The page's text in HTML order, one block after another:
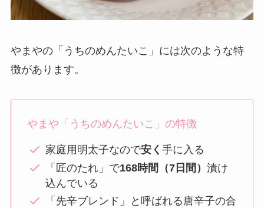
やまやの「うちのめんたいこ」には次のような特
徴があります。
やまや「うちのめんたいこ」の特徴
家庭用明太子なので安く手に入る
「匠のたれ」で168時間（7日間）漬け
込んでいる
「先辛ブレンド」と呼ばれる唐辛子の合